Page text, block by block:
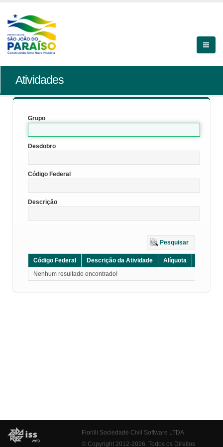
Atividades
Grupo
Desdobro
Código Federal
Descrição
Pesquisar
Código Federal Descrição da Atividade Alíquota
Nenhum resultado encontrado!
Fiorilli Sociedade Civil Software LTDA
© Copyright 2012-2026. Todos os Direitos